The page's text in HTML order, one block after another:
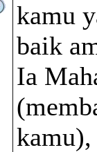
kamu
baik
Ia